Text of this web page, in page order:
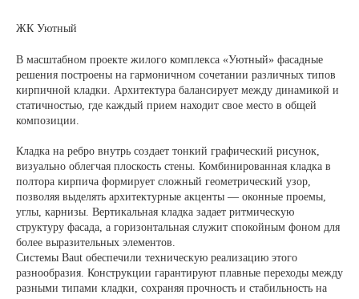
ЖК Уютный
В масштабном проекте жилого комплекса «Уютный» фасадные
решения построены на гармоничном сочетании различных типов
кирпичной кладки. Архитектура балансирует между динамикой и
статичностью, где каждый прием находит свое место в общей
композиции.
Кладка на ребро внутрь создает тонкий графический рисунок,
визуально облегчая плоскость стены. Комбинированная кладка в
полтора кирпича формирует сложный геометрический узор,
позволяя выделять архитектурные акценты — оконные проемы,
углы, карнизы. Вертикальная кладка задает ритмическую
структуру фасада, а горизонтальная служит спокойным фоном для
более выразительных элементов.
Системы Baut обеспечили техническую реализацию этого
разнообразия. Конструкции гарантируют плавные переходы между
разными типами кладки, сохраняя прочность и стабильность на